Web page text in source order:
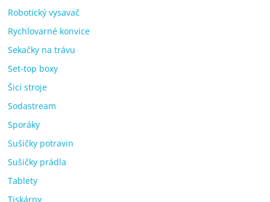
Robotický vysavač
Rychlovarné konvice
Sekačky na trávu
Set-top boxy
Šicí stroje
Sodastream
Sporáky
Sušičky potravin
Sušičky prádla
Tablety
Tiskárny